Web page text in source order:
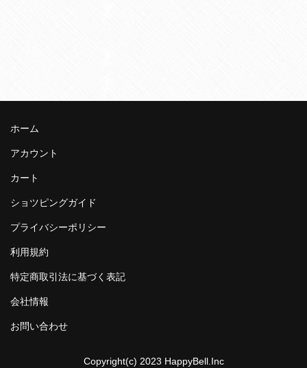
ホーム
アカウント
カート
ショツピングガイド
プライバシーポリシー
利用規約
特定商取引法に基づく表記
会社情報
お問い合わせ
Copyright(c) 2023 HappyBell.Inc